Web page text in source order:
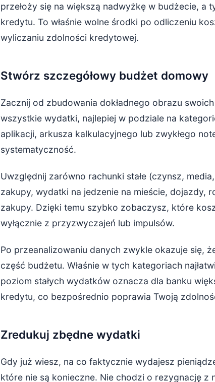
przełoży się na większą nadwyżkę w budżecie, a
kredytu. To właśnie wolne środki po odliczeniu
wyliczaniu zdolności kredytowej.
Stwórz szczegółowy budżet domowy
Zacznij od zbudowania dokładnego obrazu
wszystkie wydatki, najlepiej w podziale na
aplikacji, arkusza kalkulacyjnego lub zwykłego
systematyczność.
Uwzględnij zarówno rachunki stałe (czynsz,
zakupy, wydatki na jedzenie na mieście, dojazdy,
zakupy. Dzięki temu szybko zobaczysz, które
wyłącznie z przyzwyczajeń lub impulsów.
Po przeanalizowaniu danych zwykle okazuje się,
część budżetu. Właśnie w tych kategoriach
poziom stałych wydatków oznacza dla banku
kredytu, co bezpośrednio poprawia Twoją
Zredukuj zbędne wydatki
Gdy już wiesz, na co faktycznie wydajesz
które nie są konieczne. Nie chodzi o rezygnację z